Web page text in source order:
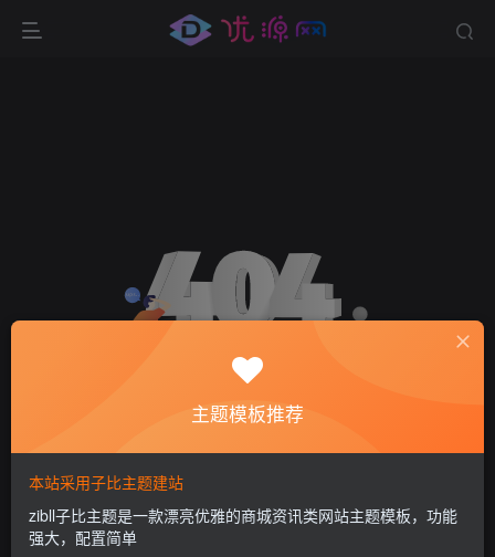
环境异常！请重新获取下载链接
主题模板推荐
本站采用子比主题建站
zibll子比主题是一款漂亮优雅的商城资讯类网站主题模板，功能
强大，配置简单